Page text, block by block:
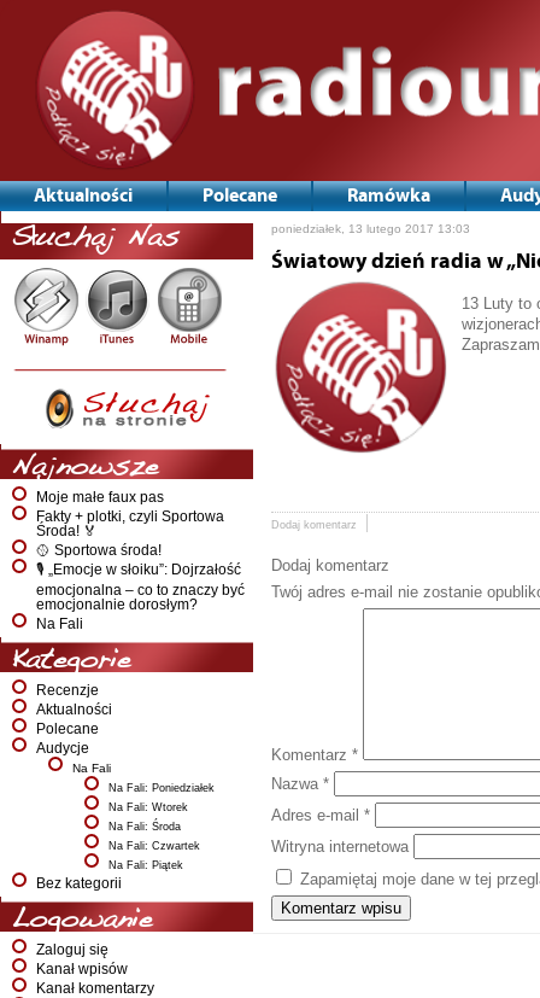
Aktualności Polecane Ramówka
Słuchaj Nas
Najnowsze
Moje małe faux pas
Fakty + plotki, czyli Sportowa
Środa! 🏅
🥎 Sportowa środa!
🎙️ „Emocje w słoiku”: Dojrzałość
emocjonalna – co to znaczy być
emocjonalnie dorosłym?
Na Fali
Kategorie
Recenzje
Aktualności
Polecane
Audycje
Na Fali
Na Fali: Poniedziałek
Na Fali: Wtorek
Na Fali: Środa
Na Fali: Czwartek
Na Fali: Piątek
Bez kategorii
Logowanie
Zaloguj się
Kanał wpisów
Kanał komentarzy
poniedziałek, 13 lutego 2017 13:03
Światowy dzień radia w
13 Luty to
Dodaj komentarz
Dodaj komentarz
Twój adres e-mail nie zostanie
Komentarz *
Nazwa *
Adres e-mail *
Witryna internetowa
Zapamiętaj moje dane w tej